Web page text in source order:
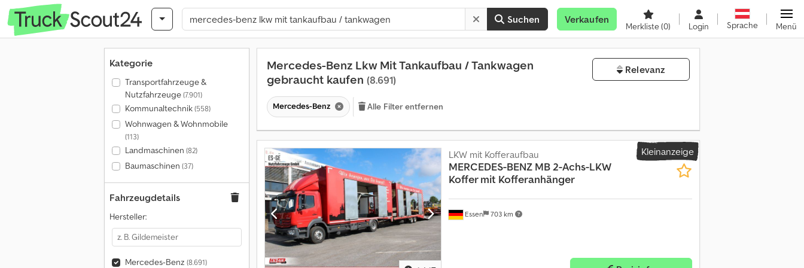
Suchen Verkaufen
Merkliste(0) Login Sprache Menü
Kategorie
Transportfahrzeuge &
Nutzfahrzeuge(7.901)
Kommunaltechnik(558)
Wohnwagen & Wohnmobile
(113)
Landmaschinen (82)
Baumaschinen (37)
Fahrzeugdetails
Hersteller:
Mercedes-Benz (8.691)
Mercedes-Benz Lkw Mit Tankaufbau / Tankwagen
gebraucht kaufen (8.691)
Relevanz
Mercedes-Benz Alle Filter entfernen
Kleinanzeige
Essen 703 km
LKW mit Kofferaufbau
MERCEDES-BENZ MB 2-Achs-LKW
Koffer mit Kofferanhänger